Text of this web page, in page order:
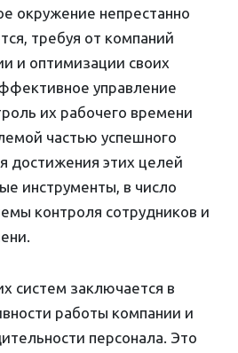
окружение непрестанно
требуя от компаний
и оптимизации своих
управление
их рабочего времени
частью успешного
достижения этих целей
инструменты, в число
контроля сотрудников и
систем заключается в
работы компании и
персонала. Это